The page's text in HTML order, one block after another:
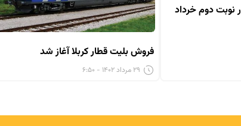
دوم خرداد
فروش بلیت قطار کربلا آغاز شد
۲۹ مرداد ۱۴۰۲ - ۶:۵۰